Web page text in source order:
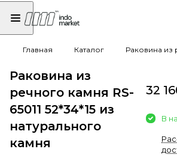
Главная Каталог Раковина из
Раковина из
речного камня RS-
65011 52*34*15 из
натурального
камня
32
В